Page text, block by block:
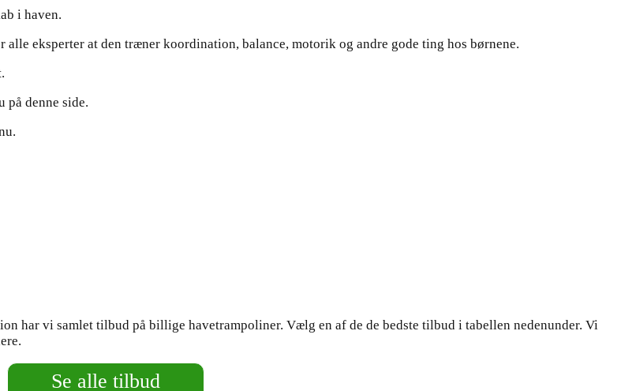
i haven.
eksperter at den træner koordination, balance, motorik og andre gode ting hos børnene.
på denne side.
har vi samlet tilbud på billige havetrampoliner. Vælg en af de de bedste tilbud i tabellen nedenunder. Vi
Se alle tilbud